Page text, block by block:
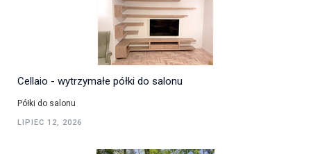
Cellaio - wytrzymałe półki do salonu
Półki do salonu
LIPIEC 12, 2026